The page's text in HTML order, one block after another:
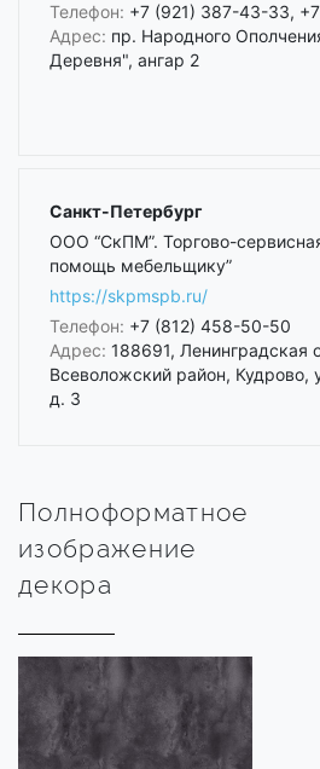
Телефон: +7 (921) 387-43-33,
Адрес: пр. Народного
Деревня", ангар 2
Санкт-Петербург
ООО “СкПМ”. Торгово-
помощь мебельщику”
https://skpmspb.ru/
Телефон: +7 (812) 458-50-50
Адрес: 188691, Ленинградская
Всеволожский район,
д. 3
Полноформатное
изображение
декора